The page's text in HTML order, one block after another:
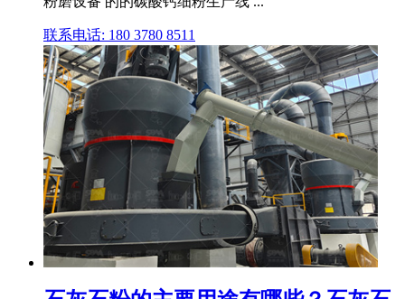
联系电话: 180 3780 8511